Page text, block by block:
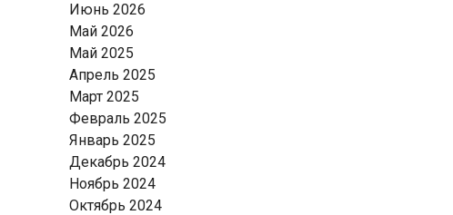
Июнь 2026
Май 2026
Май 2025
Апрель 2025
Март 2025
Февраль 2025
Январь 2025
Декабрь 2024
Ноябрь 2024
Октябрь 2024